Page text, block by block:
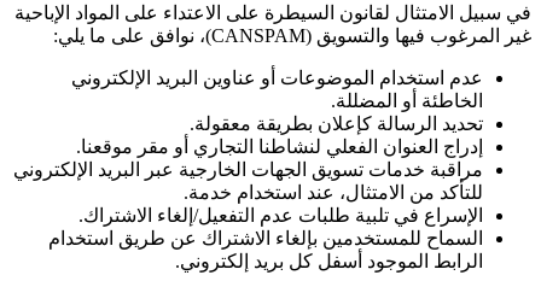
في سبيل الامتثال لقانون السيطرة على الاعتداء على المواد الإباحية
غير المرغوب فيها والتسويق (CANSPAM)، نوافق على ما يلي:
عدم استخدام الموضوعات أو عناوين البريد الإلكتروني
الخاطئة أو المضللة.
تحديد الرسالة كإعلان بطريقة معقولة.
إدراج العنوان الفعلي لنشاطنا التجاري أو مقر موقعنا.
مراقبة خدمات تسويق الجهات الخارجية عبر البريد الإلكتروني
للتأكد من الامتثال، عند استخدام خدمة.
الإسراع في تلبية طلبات عدم التفعيل/إلغاء الاشتراك.
السماح للمستخدمين بإلغاء الاشتراك عن طريق استخدام
الرابط الموجود أسفل كل بريد إلكتروني.